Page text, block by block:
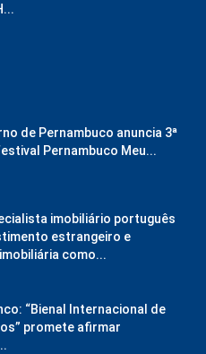
de Pernambuco anuncia 3ª
Pernambuco Meu...
imobiliário português
estrangeiro e
como...
“Bienal Internacional de
promete afirmar